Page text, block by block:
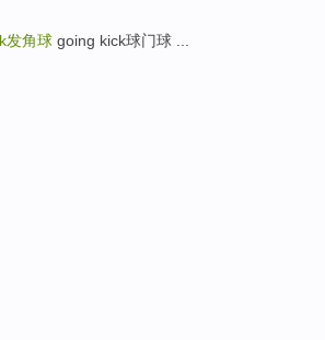
发角球 going kick球门球 ...